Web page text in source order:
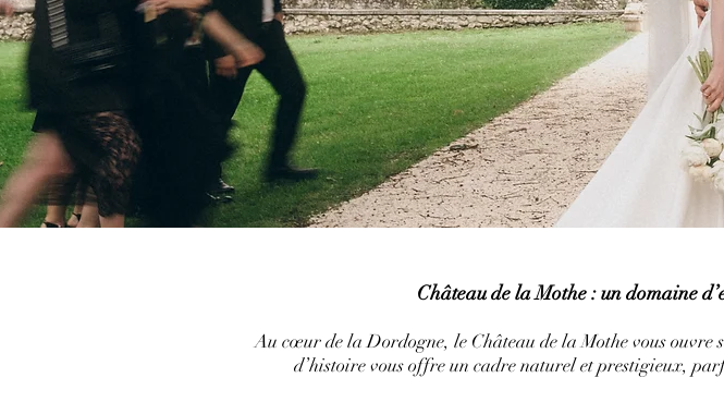
Château de la Mothe : un domaine
Au cœur de la Dordogne, le Château de la Mothe vous ouvre
d’histoire vous offre un cadre naturel et prestigieux,